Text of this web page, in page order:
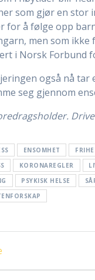
som gjør en stor
for å følge opp
men som ikke
i Norsk Forbund
også nå
seg gjennom
ENSOMHET
KORONAREGLER
PSYKISK HELSE